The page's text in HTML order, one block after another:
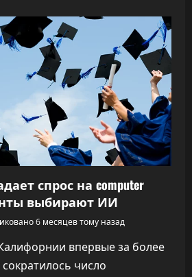
спрос на computer
выбирают ИИ
6 месяцев тому назад
впервые за более
число